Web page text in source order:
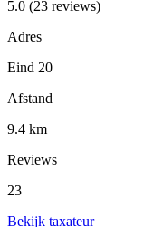
5.0 (23 reviews)
Adres
Eind 20
Afstand
9.4 km
Reviews
23
Bekijk taxateur